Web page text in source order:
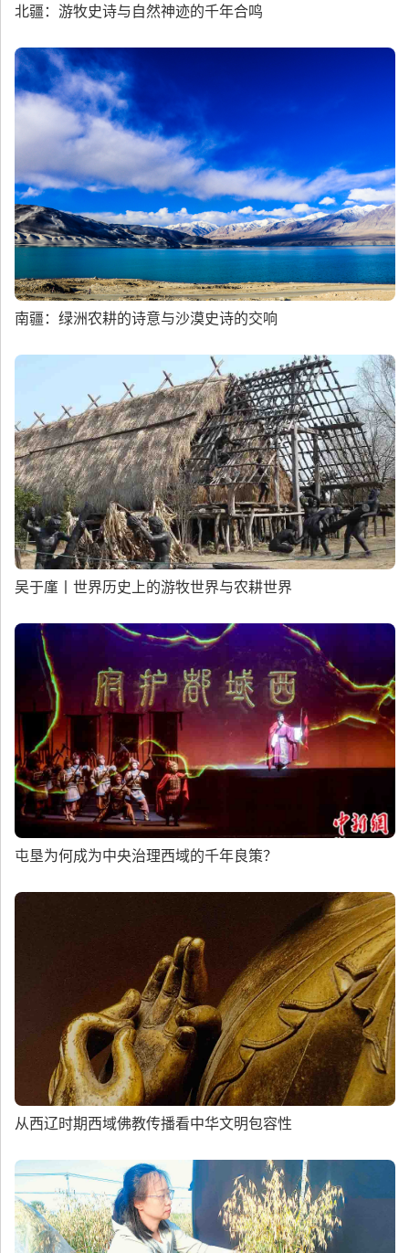
北疆：游牧史诗与自然神迹的千年合鸣
南疆：绿洲农耕的诗意与沙漠史诗的交响
吴于廑丨世界历史上的游牧世界与农耕世界
屯垦为何成为中央治理西域的千年良策？
从西辽时期西域佛教传播看中华文明包容性